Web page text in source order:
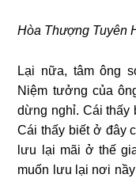
Hòa Thượng Tuyên
Lại nữa, tâm ông
Niệm tưởng của
dừng nghỉ. Cái thấy
Cái thấy biết ở đây
lưu lại mãi ở thế
muốn lưu lại nơi